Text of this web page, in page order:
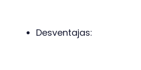
Desventajas: